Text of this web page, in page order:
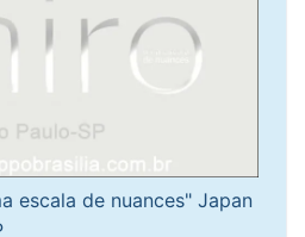
escala de nuances" Japan